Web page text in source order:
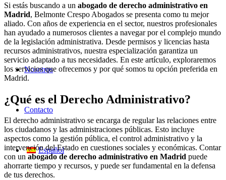
Nosotros
Contacto
Español
Si estás buscando a un abogado de derecho administrativo en
Madrid, Belmonte Crespo Abogados se presenta como tu mejor
aliado. Con años de experiencia en el sector, nuestros profesionales
han ayudado a numerosos clientes a navegar por el complejo mundo
de la legislación administrativa. Desde permisos y licencias hasta
recursos administrativos, nuestra especialización garantiza un
servicio adaptado a tus necesidades. En este artículo, exploraremos
los servicios que ofrecemos y por qué somos tu opción preferida en
Madrid.
¿Qué es el Derecho Administrativo?
El derecho administrativo se encarga de regular las relaciones entre
los ciudadanos y las administraciones públicas. Esto incluye
aspectos como la gestión pública, el control administrativo y la
intervención del Estado en cuestiones sociales y económicas. Contar
con un abogado de derecho administrativo en Madrid puede
ahorrarte tiempo y recursos, y puede ser fundamental en la defensa
de tus derechos.